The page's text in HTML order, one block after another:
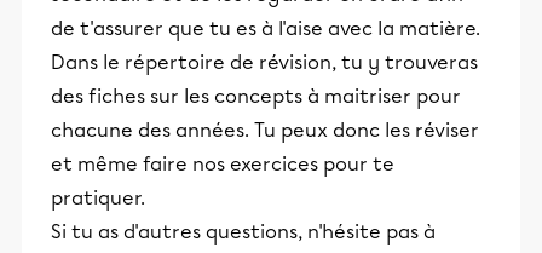
employés, des techniques
d’enseignement et des programmes
particuliers.
des contenus de ton cours de français
de cinquième secondaire, tu peux t'y
fier, mais prends note qu'il peut y avoir
des différences entre ce que tu as vu en
classe et ce qui t'est proposé ici en
raison de la diversité des manuels
employés, des techniques
d’enseignement et des programmes
de t'assurer que tu es à l'aise avec la matière.
Dans le répertoire de révision, tu y trouveras
des fiches sur les concepts à maitriser pour
chacune des années. Tu peux donc les réviser
et même faire nos exercices pour te
pratiquer.
Si tu as d'autres questions, n'hésite pas à